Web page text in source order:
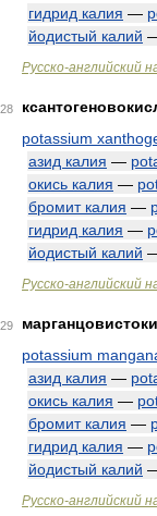
гидрид калия —
йодистый калий
Русско-английский
28
potassium
азид калия —
окись калия —
бромит калия —
гидрид калия —
йодистый калий
Русско-английский
29
potassium
азид калия —
окись калия —
бромит калия —
гидрид калия —
йодистый калий
Русско-английский